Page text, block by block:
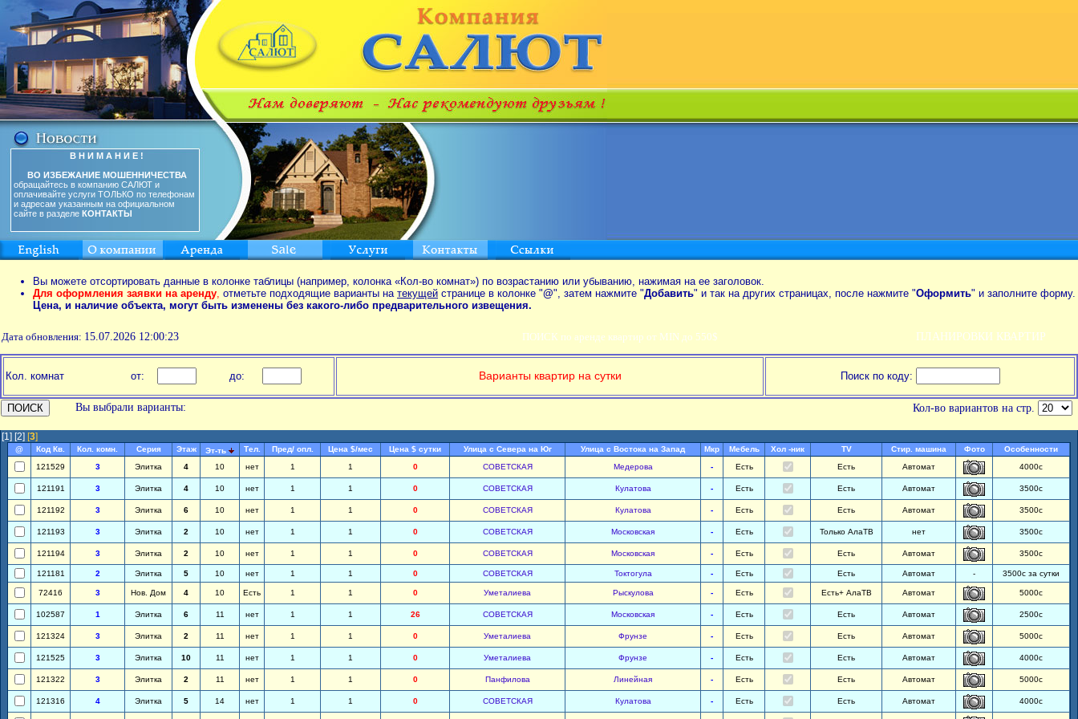
В Н И М А Н И Е !
ВО ИЗБЕЖАНИЕ МОШЕННИЧЕСТВА
обращайтесь в компанию САЛЮТ и
оплачивайте услуги ТОЛЬКО по телефонам
и адресам указанным на официальном
сайте в разделе КОНТАКТЫ
Вы можете отсортировать данные в колонке таблицы (например, колонка «Кол-во комнат») по возрастанию или убыванию, нажимая на ее заголовок.
Для оформления заявки на аренду, отметьте подходящие варианты на текущей странице в колонке "@", затем нажмите "Добавить" и так на других страницах, после нажмите "Оформить" и заполните форму.
Цена, и наличие объекта, могут быть изменены без какого-либо предварительного извещения.
Дата обновления: 15.07.2026 12:00:23 ПОИСК по аренде квартир от MIN до 550$ ПЛАНИРОВКИ КВАРТИР
Кол. комнат от: до: Варианты квартир на сутки Поиск по коду:
Вы выбрали варианты: Кол-во вариантов на стр.
[1] [2] [3]
@ Код Кв. Кол. комн. Серия Этаж Эт-ть Тел. Пред/ опл. Цена $/мес Цена $ сутки Улица с Севера на Юг Улица с Востока на Запад Мкр Мебель Хол -ник TV Стир. машина Фото
Особенности
121529
3 Элитка 4 10 нет 1 1 0 СОВЕТСКАЯ Медерова - Есть Есть Автомат 4000с
121191 3 Элитка 4 10 нет 1 1 0 СОВЕТСКАЯ Кулатова - Есть Есть Автомат 3500с
121192 3 Элитка 6 10 нет 1 1 0 СОВЕТСКАЯ Кулатова - Есть Есть Автомат 3500с
121193 3 Элитка 2 10 нет 1 1 0 СОВЕТСКАЯ Московская - Есть Только АлаТВ нет 3500с
121194 3 Элитка 2 10 нет 1 1 0 СОВЕТСКАЯ Московская - Есть Есть Автомат 3500с
121181 2 Элитка 5 10 нет 1 1 0 СОВЕТСКАЯ Токтогула - Есть Есть Автомат - 3500с за сутки
72416 3 Нов. Дом 4 10 Есть 1 1 0 Уметалиева Рыскулова - Есть Есть+ АлаТВ Автомат 5000с
102587 1 Элитка 6 11 нет 1 1 26 СОВЕТСКАЯ Московская - Есть Есть Автомат 2500с
121324 3 Элитка 2 11 нет 1 1 0 Уметалиева Фрунзе - Есть Есть Автомат 5000с
121525 3 Элитка 10 11 нет 1 1 0 Уметалиева Фрунзе - Есть Есть Автомат 4000с
121322 3 Элитка 2 11 нет 1 1 0 Панфилова Линейная - Есть Есть Автомат 5000с
121316 4 Элитка 5 14 нет 1 1 0 СОВЕТСКАЯ Кулатова - Есть Есть Автомат 4000с